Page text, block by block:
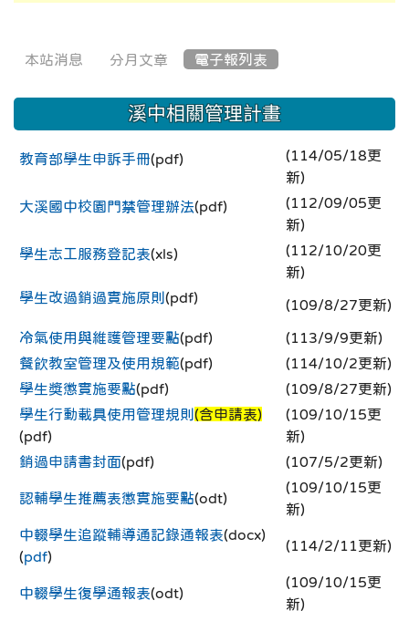
本站消息 分月文章 電子報列表
溪中相關管理計畫
教育部學生申訴手冊(pdf)
(114/05/18更
新)
大溪國中校園門禁管理辦法(pdf)
(112/09/05更
新)
學生志工服務登記表(xls)
(112/10/20更
新)
學生改過銷過實施原則 (pdf) (109/8/27更新)
冷氣使用與維護管理要點(pdf)
(113/9/9更新)
餐飲教室管理及使用規範(pdf)
(114/10/2更新)
學生獎懲實施要點(pdf)
(109/8/27更新)
學生行動載具使用管理規則 (含申請表)
(pdf)
(109/10/15更
新)
銷過申請書封面(pdf) (107/5/2更新)
認輔學生推薦表懲實施要點(odt)
(109/10/15更
新)
中輟學生追蹤輔導通記錄通報表(docx)
(pdf)
(114/2/11更新)
中輟學生復學通報表(odt)
(109/10/15更
新)